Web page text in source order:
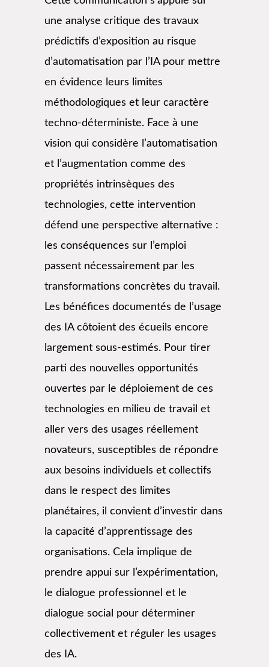
une analyse critique des travaux
prédictifs d’exposition au risque
d’automatisation par l’IA pour mettre
en évidence leurs limites
méthodologiques et leur caractère
techno-déterministe. Face à une
vision qui considère l’automatisation
et l’augmentation comme des
propriétés intrinsèques des
technologies, cette intervention
défend une perspective alternative :
les conséquences sur l’emploi
passent nécessairement par les
transformations concrètes du travail.
Les bénéfices documentés de l’usage
des IA côtoient des écueils encore
largement sous-estimés. Pour tirer
parti des nouvelles opportunités
ouvertes par le déploiement de ces
technologies en milieu de travail et
aller vers des usages réellement
novateurs, susceptibles de répondre
aux besoins individuels et collectifs
dans le respect des limites
planétaires, il convient d’investir dans
la capacité d’apprentissage des
organisations. Cela implique de
prendre appui sur l’expérimentation,
le dialogue professionnel et le
dialogue social pour déterminer
collectivement et réguler les usages
des IA.